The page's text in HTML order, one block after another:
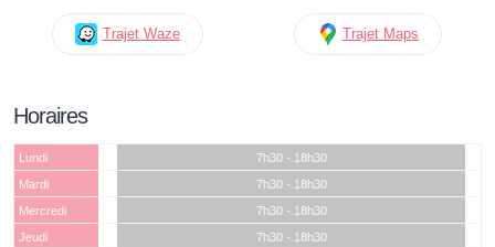
Trajet Waze Trajet Maps
Horaires
Lundi
7h30 - 18h30
Mardi
7h30 - 18h30
Mercredi
7h30 - 18h30
Jeudi
7h30 - 18h30